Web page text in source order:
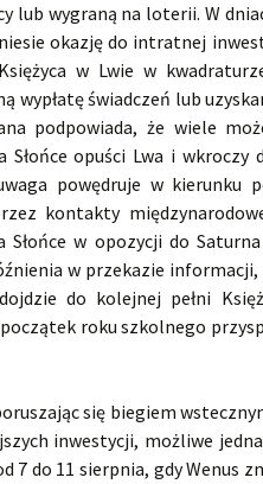
lub wygraną na loterii. W
okazję do intratnej
w Lwie w
wypłatę świadczeń lub
podpowiada, że wiele
Słońce opuści Lwa i wkroczy
powędruje w kierunku
kontakty
w opozycji do
w przekazie informacji,
do kolejnej pełni
roku szkolnego
się biegiem
inwestycji, możliwe
do 11 sierpnia, gdy Wenus